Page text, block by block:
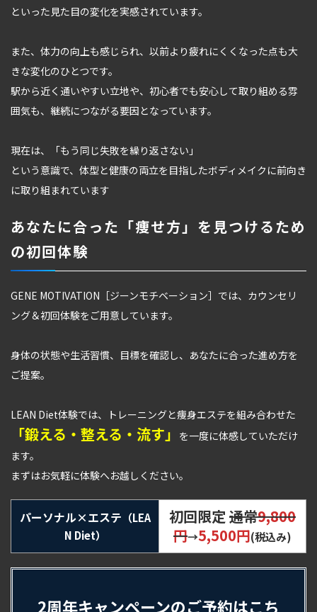
といった見た目の変化を実感されています。
また、体力の向上も感じられ、以前より疲れにくくなった点も大
きな変化のひとつです。
駅から近く通いやすい立地や、初心者でも安心して取り組める雰
囲気も、継続につながる要因となっています。
現在は、「もう同じ失敗を繰り返さない」
という意識で、体型と健康の両立を目指したボディメイクに前向き
に取り組まれています
あなたに合った「痩せ方」を見つけるため
の初回体験
GENE MOTIVATION［ジーンモチベーション］では、カウンセリ
ング＆初回体験をご用意しています。
身体の状態や生活習慣、目標を確認し、あなたに合った進め方を
ご提案。
LEAN Diet体験では、トレーニングと痩身エステを組み合わせた
「鍛える・整える・流す」
を一度に体感していただけ
ます。
まずはお気軽に体験へお越しください。
パーソナル×エステ （LEA
N Diet）
初回限定通常9,800
円→5,500円(税込み)
2周年キャンペーンのご予約はこち